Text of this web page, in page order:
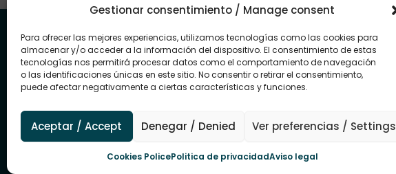
Gestionar consentimiento / Manage consent
Para ofrecer las mejores experiencias, utilizamos tecnologías como las cookies para
almacenar y/o acceder a la información del dispositivo. El consentimiento de estas
tecnologías nos permitirá procesar datos como el comportamiento de navegación
o las identificaciones únicas en este sitio. No consentir o retirar el consentimiento,
puede afectar negativamente a ciertas características y funciones.
Aceptar / Accept Denegar / Denied Ver preferencias / Settings
Cookies PolicePolitica de privacidadAviso legal
Una energía que conecta contigo y con tu
futuro
En Renovae hacemos fácil el acceso a
soluciones eficientes y rentables, para que
primer momento.
→ Contacta con nosotros
Mapa del sitio
Sectores
Energia
Instalaciones
Sistemas